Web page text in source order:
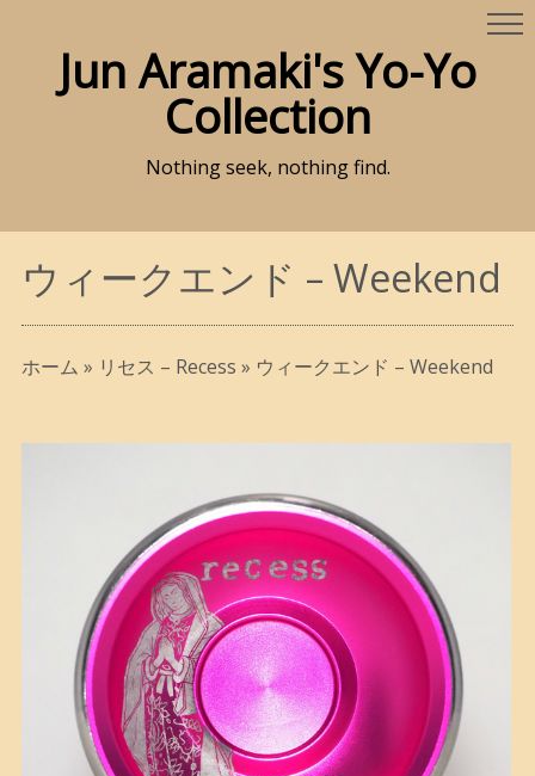
Jun Aramaki's Yo-Yo
Collection
Nothing seek, nothing find.
ウィークエンド – Weekend
ホーム » リセス – Recess » ウィークエンド – Weekend